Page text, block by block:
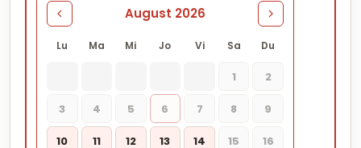
August 2026
Lu Ma Mi Jo Vi Sa Du
1 2
3 4 5 6 7 8 9
10 11 12 13 14 15 16